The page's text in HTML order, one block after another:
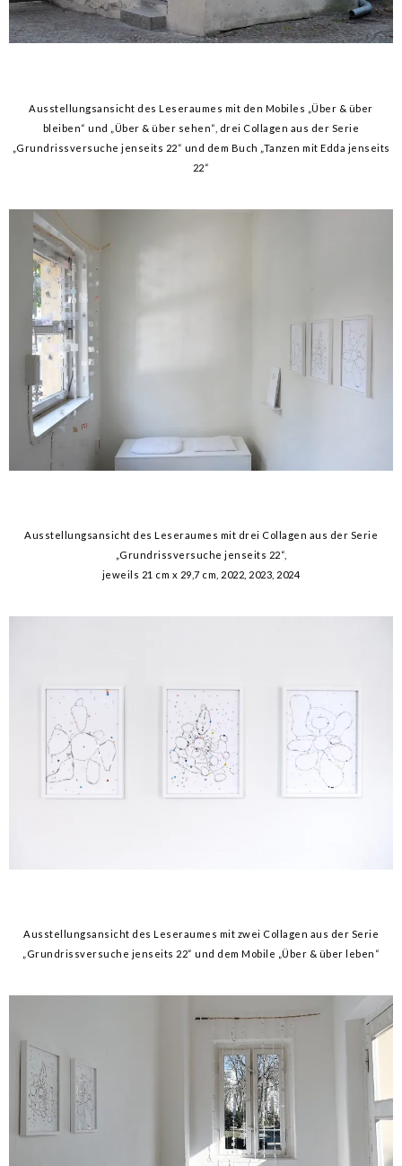
Ausstellungsansicht des Leseraumes mit den Mobiles „Über & über
bleiben“ und „Über & über sehen“, drei Collagen aus der Serie
„Grundrissversuche jenseits 22“ und dem Buch „Tanzen mit Edda jenseits
22“
Ausstellungsansicht des Leseraumes mit drei Collagen aus der Serie
„Grundrissversuche jenseits 22“
jeweils 21 cm x 29,7 cm, 2022 , 2023, 2024
Ausstellungsansicht des Leseraumes mit zwei Collagen aus der Serie
„Grundrissversuche jenseits 22“ und dem Mobile „Über & über leben“